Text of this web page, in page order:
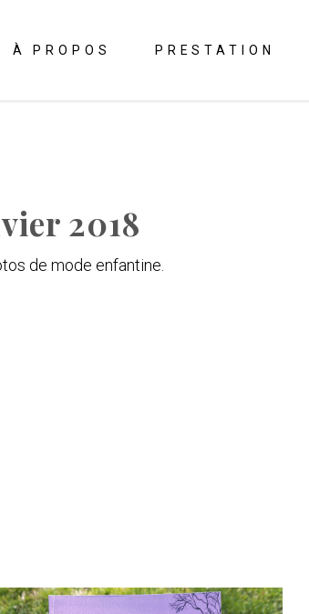
À PROPOS PRESTATION
2018
de mode enfantine.